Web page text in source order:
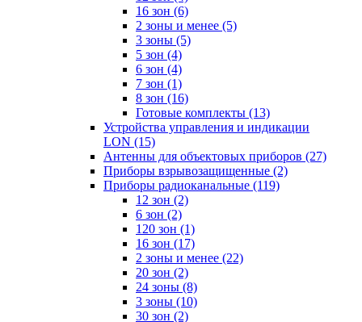
16 зон (6)
2 зоны и менее (5)
3 зоны (5)
5 зон (4)
6 зон (4)
7 зон (1)
8 зон (16)
Готовые комплекты (13)
Устройства управления и индикации
LON (15)
Антенны для объектовых приборов (27)
Приборы взрывозащищенные (2)
Приборы радиоканальные (119)
12 зон (2)
6 зон (2)
120 зон (1)
16 зон (17)
2 зоны и менее (22)
20 зон (2)
24 зоны (8)
3 зоны (10)
30 зон (2)